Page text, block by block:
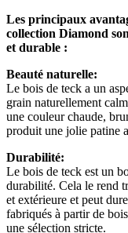
Les principaux
collection Diamond
et durable :
Beauté naturelle:
Le bois de teck a un
grain naturellement
une couleur chaude,
produit une jolie patine
Durabilité:
Le bois de teck est un
durabilité. Cela le rend
et extérieure et peut
fabriqués à partir de
une sélection stricte.